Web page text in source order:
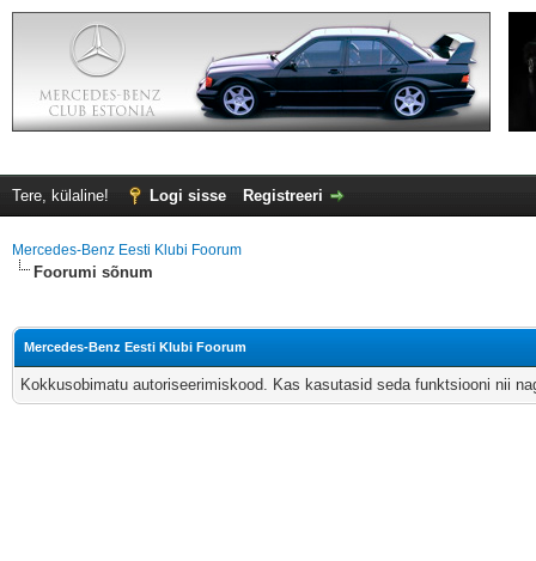
Tere, külaline! Logi sisse Registreeri
Mercedes-Benz Eesti Klubi Foorum
Foorumi sõnum
Mercedes-Benz Eesti Klubi Foorum
Kokkusobimatu autoriseerimiskood. Kas kasutasid seda funktsiooni nii